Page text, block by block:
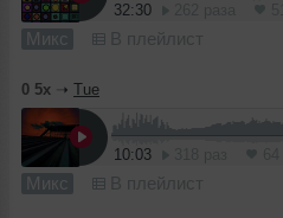
32:30
Микс В плейлист
0 5x ➝ Tue
10:03
Микс В плейлист